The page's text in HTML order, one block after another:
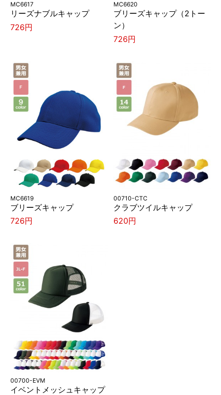
MC6617
リーズナブルキャップ
726円
MC6620
ブリーズキャップ（2トー
ン）
726円
MC6619
ブリーズキャップ
726円
00710-CTC
クラブツイルキャップ
620円
00700-EVM
イベントメッシュキャップ